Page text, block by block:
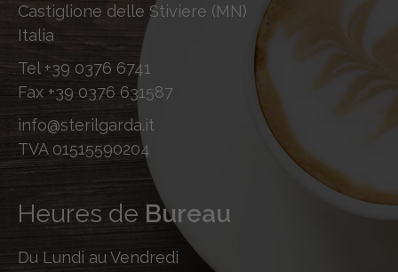
Castiglione delle Stiviere (MN)
Italia
Tel +39 0376 6741
Fax +39 0376 631587
info@sterilgarda.it
TVA 01515590204
Heures de Bureau
Du Lundi au Vendredi